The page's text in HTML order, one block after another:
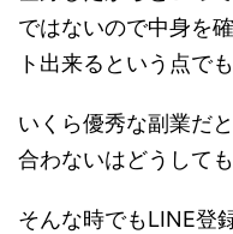
ではないので中身を
ト出来るという点で
いくら優秀な副業だ
合わないはどうして
そんな時でもLINE登